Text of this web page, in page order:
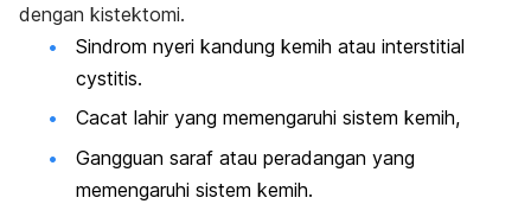
dengan kistektomi.
Sindrom nyeri kandung kemih atau interstitial
cystitis.
Cacat lahir yang memengaruhi sistem kemih,
Gangguan saraf atau peradangan yang
memengaruhi sistem kemih.